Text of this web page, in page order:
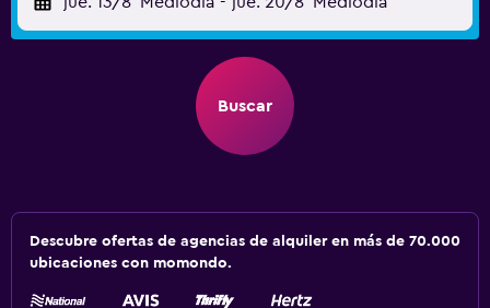
Buscar
Descubre ofertas de agencias de alquiler en más de 70.000
ubicaciones con momondo.